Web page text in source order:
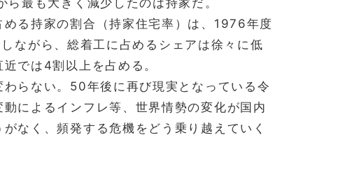
最も大きく減少したのは持家だ。
る持家の割合（持家住宅率）は、1976年度
ながら、総着工に占めるシェアは徐々に低
では4割以上を占める。
らない。50年後に再び現実となっている令
によるインフレ等、世界情勢の変化が国内
なく、頻発する危機をどう乗り越えていく